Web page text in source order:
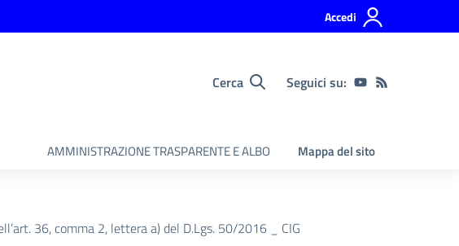
Accedi
Cerca Seguici su:
AMMINISTRAZIONE TRASPARENTE E ALBO Mappa del sito
36, comma 2, lettera a) del D.Lgs. 50/2016 _ CIG